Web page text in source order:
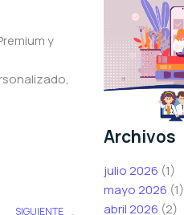
y
SIGUIENTE
Archivos
julio 2026 (1)
mayo 2026 (1)
abril 2026 (2)